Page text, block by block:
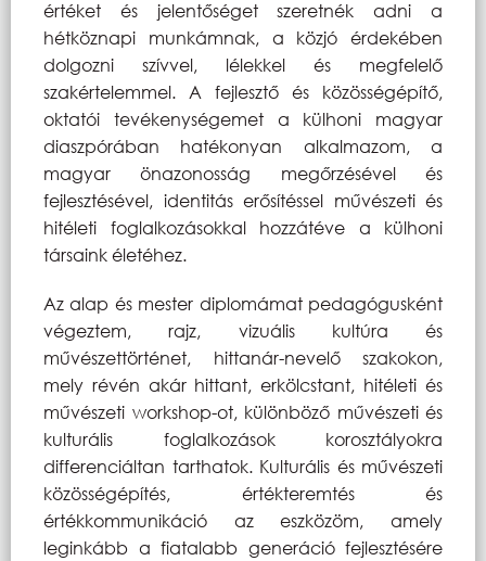
értéket és jelentőséget szeretnék adni a
hétköznapi munkámnak, a közjó érdekében
dolgozni szívvel, lélekkel és megfelelő
szakértelemmel. A fejlesztő és közösségépítő,
oktatói tevékenységemet a külhoni magyar
diaszpórában hatékonyan alkalmazom, a
magyar önazonosság megőrzésével és
fejlesztésével, identitás erősítéssel művészeti és
hitéleti foglalkozásokkal hozzátéve a külhoni
társaink életéhez.
Az alap és mester diplomámat pedagógusként
végeztem, rajz, vizuális kultúra és
művészettörténet, hittanár-nevelő szakokon,
mely révén akár hittant, erkölcstant, hitéleti és
művészeti workshop-ot, különböző művészeti és
kulturális foglalkozások korosztályokra
differenciáltan tarthatok. Kulturális és művészeti
közösségépítés, értékteremtés és
értékkommunikáció az eszközöm, amely
leginkább a fiatalabb generáció fejlesztésére